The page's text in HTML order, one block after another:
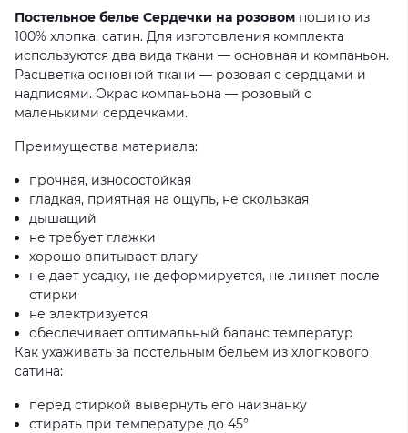
Постельное белье Сердечки на розовом пошито из
100% хлопка, сатин. Для изготовления комплекта
используются два вида ткани — основная и компаньон.
Расцветка основной ткани — розовая с сердцами и
надписями. Окрас компаньона — розовый с
маленькими сердечками.
Преимущества материала:
прочная, износостойкая
гладкая, приятная на ощупь, не скользкая
дышащий
не требует глажки
хорошо впитывает влагу
не дает усадку, не деформируется, не линяет после
стирки
не электризуется
обеспечивает оптимальный баланс температур
Как ухаживать за постельным бельем из хлопкового
сатина:
перед стиркой вывернуть его наизнанку
стирать при температуре до 45°